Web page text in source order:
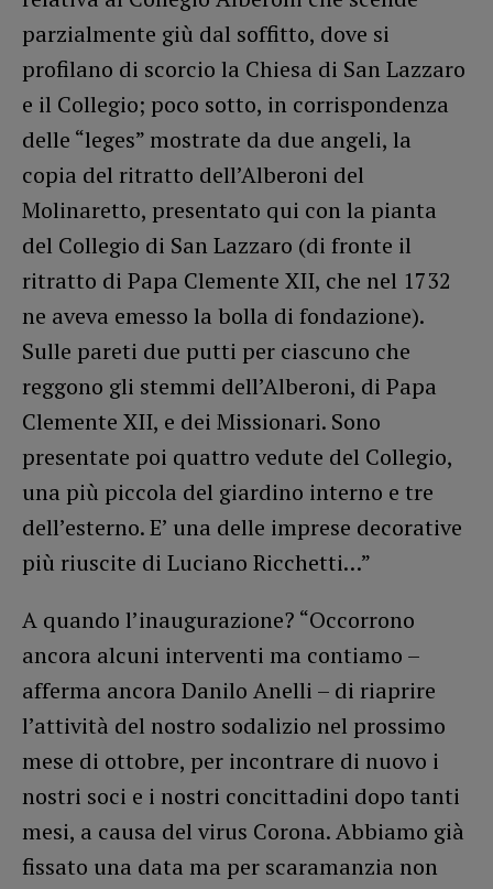
parzialmente giù dal soffitto, dove si
profilano di scorcio la Chiesa di San Lazzaro
e il Collegio; poco sotto, in corrispondenza
delle “leges” mostrate da due angeli, la
copia del ritratto dell’Alberoni del
Molinaretto, presentato qui con la pianta
del Collegio di San Lazzaro (di fronte il
ritratto di Papa Clemente XII, che nel 1732
ne aveva emesso la bolla di fondazione).
Sulle pareti due putti per ciascuno che
reggono gli stemmi dell’Alberoni, di Papa
Clemente XII, e dei Missionari. Sono
presentate poi quattro vedute del Collegio,
una più piccola del giardino interno e tre
dell’esterno. E’ una delle imprese decorative
più riuscite di Luciano Ricchetti…”
A quando l’inaugurazione? “Occorrono
ancora alcuni interventi ma contiamo –
afferma ancora Danilo Anelli – di riaprire
l’attività del nostro sodalizio nel prossimo
mese di ottobre, per incontrare di nuovo i
nostri soci e i nostri concittadini dopo tanti
mesi, a causa del virus Corona. Abbiamo già
fissato una data ma per scaramanzia non